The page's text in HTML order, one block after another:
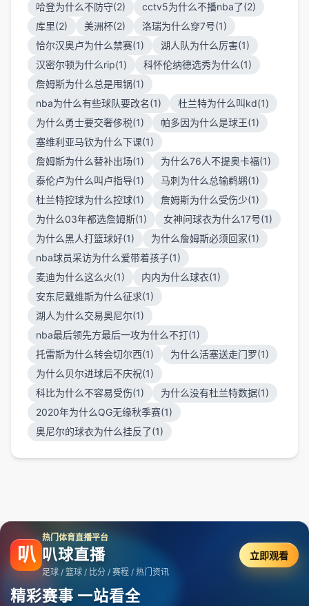
哈登为什么不防守(2)
cctv5为什么不播nba了(2)
库里(2)
美洲杯(2)
洛瑞为什么穿7号(1)
恰尔汉奥卢为什么禁赛(1)
湖人队为什么厉害(1)
汉密尔顿为什么rip(1)
科怀伦纳德选秀为什么(1)
詹姆斯为什么总是甩锅(1)
nba为什么有些球队要改名(1)
杜兰特为什么叫kd(1)
为什么勇士要交奢侈税(1)
帕多因为什么是球王(1)
塞维利亚马钦为什么下课(1)
詹姆斯为什么替补出场(1)
为什么76人不提奥卡福(1)
泰伦卢为什么叫卢指导(1)
马刺为什么总输鹈鹕(1)
杜兰特控球为什么控球(1)
詹姆斯为什么受伤少(1)
为什么03年都选詹姆斯(1)
女神问球衣为什么17号(1)
为什么黑人打篮球好(1)
为什么詹姆斯必须回家(1)
nba球员采访为什么爱带着孩子(1)
麦迪为什么这么火(1)
内内为什么球衣(1)
安东尼戴维斯为什么征求(1)
湖人为什么交易奥尼尔(1)
nba最后领先方最后一攻为什么不打(1)
托雷斯为什么转会切尔西(1)
为什么活塞送走门罗(1)
为什么贝尔进球后不庆祝(1)
科比为什么不容易受伤(1)
为什么没有杜兰特数据(1)
2020年为什么QG无缘秋季赛(1)
奥尼尔的球衣为什么挂反了(1)
叭
热门体育直播平台
叭球直播
足球 / 篮球 / 比分 / 赛程 / 热门资讯
精彩赛事 一站看全
立即观看